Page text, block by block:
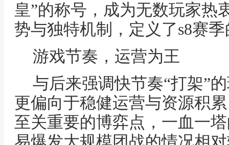
皇”的称号，成为无数玩家热
势与独特机制，定义了s8赛
游戏节奏，运营为王
与后来强调快节奏“打架”
更偏向于稳健运营与资源积
至关重要的博弈点，一血一